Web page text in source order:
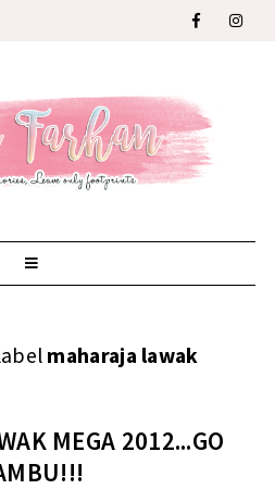
maharaja lawak
MEGA 2012...GO